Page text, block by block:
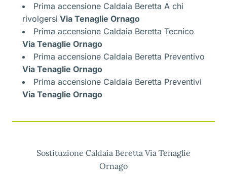
Prima accensione Caldaia Beretta A chi
rivolgersi Via Tenaglie Ornago
Prima accensione Caldaia Beretta Tecnico
Via Tenaglie Ornago
Prima accensione Caldaia Beretta Preventivo
Via Tenaglie Ornago
Prima accensione Caldaia Beretta Preventivi
Via Tenaglie Ornago
Sostituzione Caldaia Beretta Via Tenaglie
Ornago